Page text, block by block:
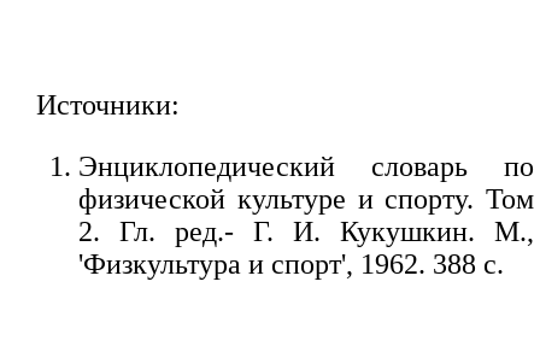
Источники:
Энциклопедический словарь по
физической культуре и спорту. Том
2. Гл. ред.- Г. И. Кукушкин. М.,
'Физкультура и спорт', 1962. 388 с.